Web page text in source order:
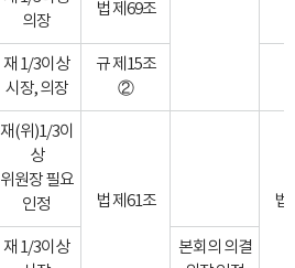
의장
법 제69조
재 1/3이상
시장, 의장
규 제15조
②
재(위)1/3이
상
위원장 필요
인정
법 제61조 법
재 1/3이상
본회의 의결